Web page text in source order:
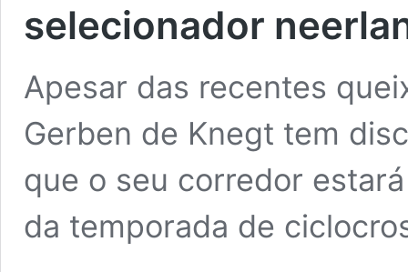
selecionador
Apesar das recentes
Gerben de Knegt tem
que o seu corredor
da temporada de